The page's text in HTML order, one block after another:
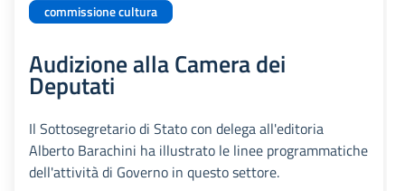
commissione cultura
Audizione alla Camera dei
Deputati
Il Sottosegretario di Stato con delega all'editoria
Alberto Barachini ha illustrato le linee programmatiche
dell'attività di Governo in questo settore.